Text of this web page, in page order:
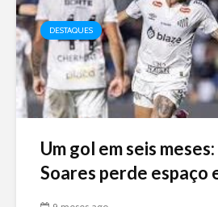
DESTAQUES
Um gol em seis
Soares perde espaço